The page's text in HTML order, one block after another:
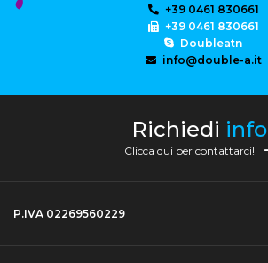
+39 0461 830661
+39 0461 830661
Doubleatn
info@double-a.it
Richiedi info
Clicca qui per contattarci!
P.IVA 02269560229